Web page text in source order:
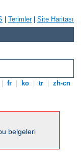
Terimler| Site Haritası
fr ko tr zh-cn
belgeleri